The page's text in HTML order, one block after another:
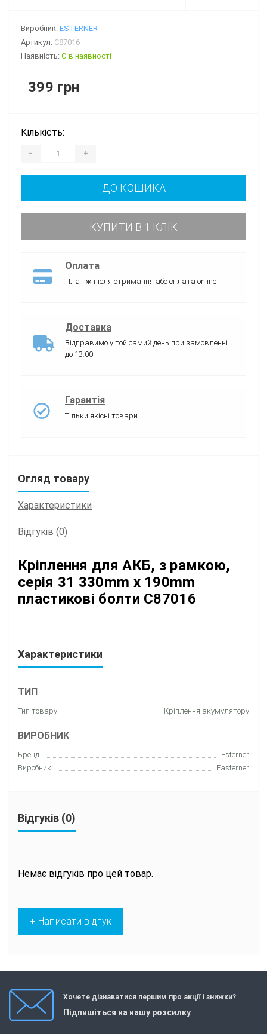
Виробник: ESTERNER
Артикул: C87016
Наявність: Є в наявності
399 грн
Кількість:
- +
ДО КОШИКА
КУПИТИ В 1 КЛІК
Оплата
Платіж після отримання або сплата online
Доставка
Відправимо у той самий день при замовленні
до 13:00
Гарантія
Тільки якісні товари
Огляд товару
Характеристики
Відгуків (0)
Кріплення для АКБ, з рамкою,
серія 31 330mm x 190mm
пластикові болти C87016
Характеристики
ТИП
Тип товару Кріплення акумулятору
ВИРОБНИК
Бренд
Esterner
Виробник
Easterner
Відгуків (0)
Немає відгуків про цей товар.
+ Написати відгук
Хочете дізнаватися першим про акції і знижки?
Підпишіться на нашу розсилку